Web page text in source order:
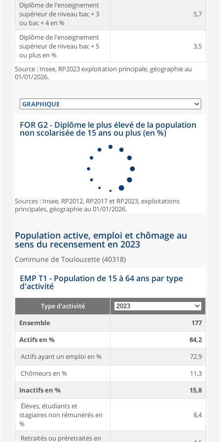
Diplôme de l'enseignement
supérieur de niveau bac + 3
ou bac + 4 en %
5,7
Diplôme de l'enseignement
supérieur de niveau bac + 5
ou plus en %
3,5
Source : Insee, RP2023 exploitation principale, géographie au
01/01/2026.
FOR G2 - Diplôme le plus élevé de la population
non scolarisée de 15 ans ou plus (en %)
Sources : Insee, RP2012, RP2017 et RP2023, exploitations
principales, géographie au 01/01/2026.
Population active, emploi et chômage au
sens du recensement en 2023
Commune de Toulouzette (40318)
EMP T1 - Population de 15 à 64 ans par type
d'activité
Type d'activité
Ensemble
177
Actifs en %
84,2
Actifs ayant un emploi en %
72,9
Chômeurs en %
11,3
Inactifs en %
15,8
Élèves, étudiants et
stagiaires non rémunérés en
%
8,4
Retraités ou préretraités en